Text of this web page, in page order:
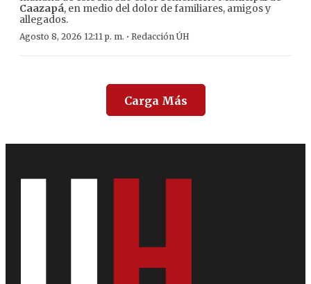
Caazapá, en medio del dolor de familiares, amigos y
allegados.
Agosto 8, 2026 12:11 p. m. · Redacción ÚH
Carga Más